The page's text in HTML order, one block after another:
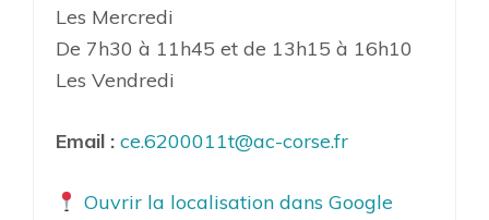
Les Mercredi
De 7h30 à 11h45 et de 13h15 à 16h10
Les Vendredi
Email : ce.6200011t@ac-corse.fr
Ouvrir la localisation dans Google